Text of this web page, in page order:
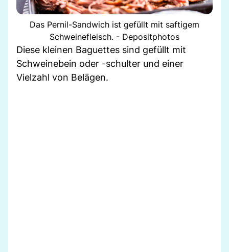
Das Pernil-Sandwich ist gefüllt mit saftigem
Schweinefleisch. - Depositphotos
Diese kleinen Baguettes sind gefüllt mit
Schweinebein oder -schulter und einer
Vielzahl von Belägen.